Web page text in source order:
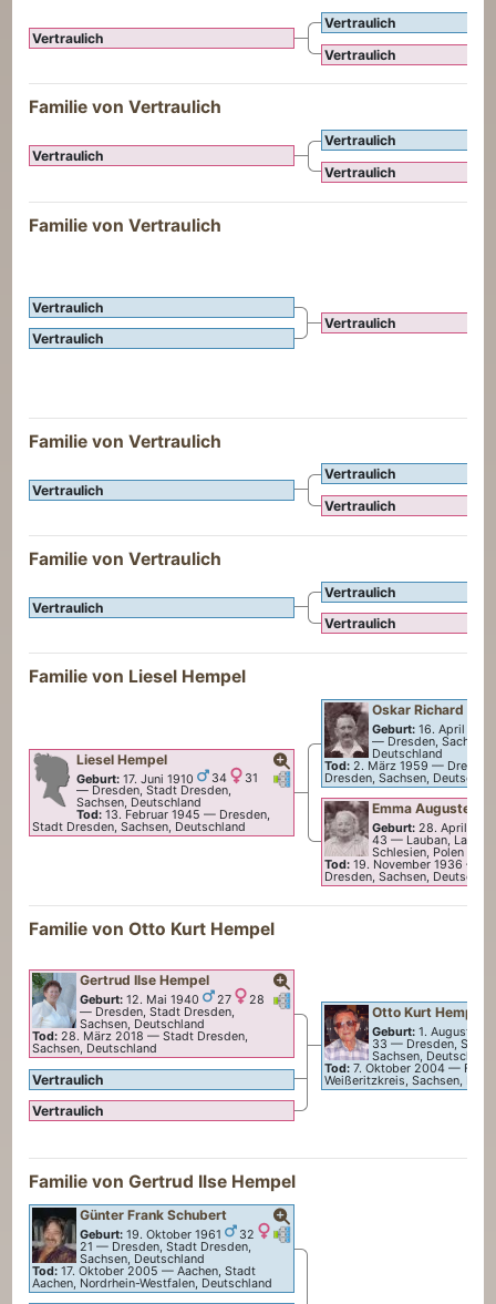
Vertraulich
Vertraulich
Vertraulich
Familie von Vertraulich
Vertraulich
Vertraulich
Vertraulich
Familie von Vertraulich
Vertraulich
Vertraulich
Vertraulich
Familie von Vertraulich
Vertraulich
Vertraulich
Vertraulich
Familie von Vertraulich
Vertraulich
Vertraulich
Vertraulich
Familie von Liesel Hempel
Verknüpfungen
Verknüpfungen
LieselHempel
Geburt: 17. Juni 1910 34
31
— Dresden, Stadt Dresden,
Sachsen, Deutschland
Tod: 13. Februar 1945 — Dresden,
Stadt Dresden, Sachsen, Deutschland
Oskar Richard
Geburt: 16. April 1876
— Dresden, Sachsen,
Deutschland
Tod: 2. März 1959 —
Dresden, Sachsen,
Emma Auguste
Geburt: 28. April
43 — Lauban,
Schlesien, Polen
Tod: 19. November 1936 —
Dresden, Sachsen,
Familie vonOtto Kurt Hempel
Verknüpfungen
Verknüpfungen
Gertrud IlseHempel
Geburt: 12. Mai 1940 27
28
— Dresden, Stadt Dresden,
Sachsen, Deutschland
Tod: 28. März 2018 —Stadt Dresden,
Sachsen, Deutschland
Vertraulich
Vertraulich
Otto KurtHempel
Geburt: 1. August
33 — Dresden, Stadt
Sachsen,
Tod: 7. Oktober 2004 —
Weißeritzkreis, Sachsen,
Familie vonGertrud Ilse Hempel
Verknüpfungen
Günter FrankSchubert
Geburt: 19. Oktober 1961
32
21 — Dresden, Stadt Dresden,
Sachsen, Deutschland
Tod: 17. Oktober 2005 —Aachen, Stadt
Aachen, Nordrhein-Westfalen, Deutschland